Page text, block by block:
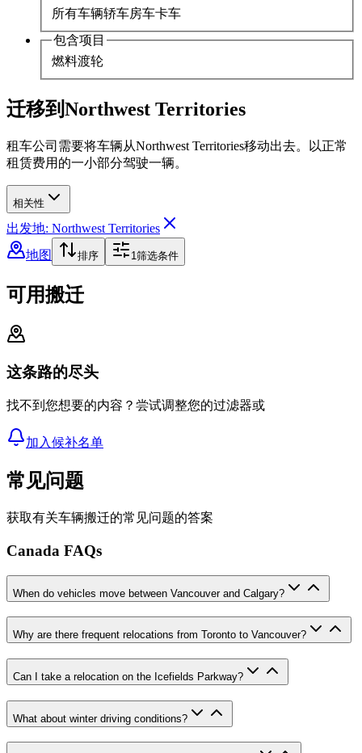
所有车辆轿车房车卡车
包含项目
燃料渡轮
迁移到Northwest Territories
租车公司需要将车辆从Northwest Territories移动出去。以正常
租赁费用的一小部分驾驶一辆。
相关性
出发地: Northwest Territories
地图
排序 1筛选条件
可用搬迁
这条路的尽头
找不到您想要的内容？尝试调整您的过滤器或
加入候补名单
常见问题
获取有关车辆搬迁的常见问题的答案
Canada FAQs
When do vehicles move between Vancouver and Calgary?
Why are there frequent relocations from Toronto to Vancouver?
Can I take a relocation on the Icefields Parkway?
What about winter driving conditions?